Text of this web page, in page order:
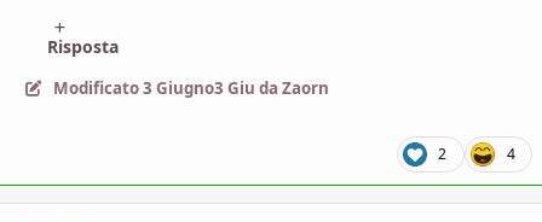
Risposta
Modificato3 Giugno3 Giu da Zaorn
2 4